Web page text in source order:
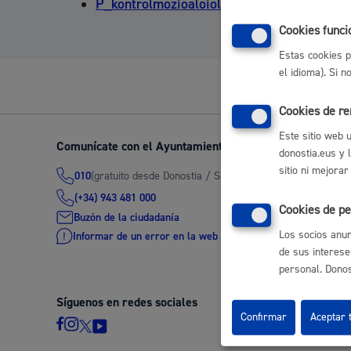
Seguridad ciudadana y emergencias
Salud Pública, animales y consumo
Comunícate con el Ayuntamiento de Donostia / San
010(gratuito desde Donostia / San Sebastián)
(+34) 943 481 000
Buzón de la ciudadanía
Informar de un error en la web
Síguenos en redes sociales
Cookies
Estas cookies
el idioma). Si
Cookies de
Este sitio web
donostia.eus y
sitio ni mejorar
Cookies de
Los socios
de sus
personal.
Confirmar Aceptar